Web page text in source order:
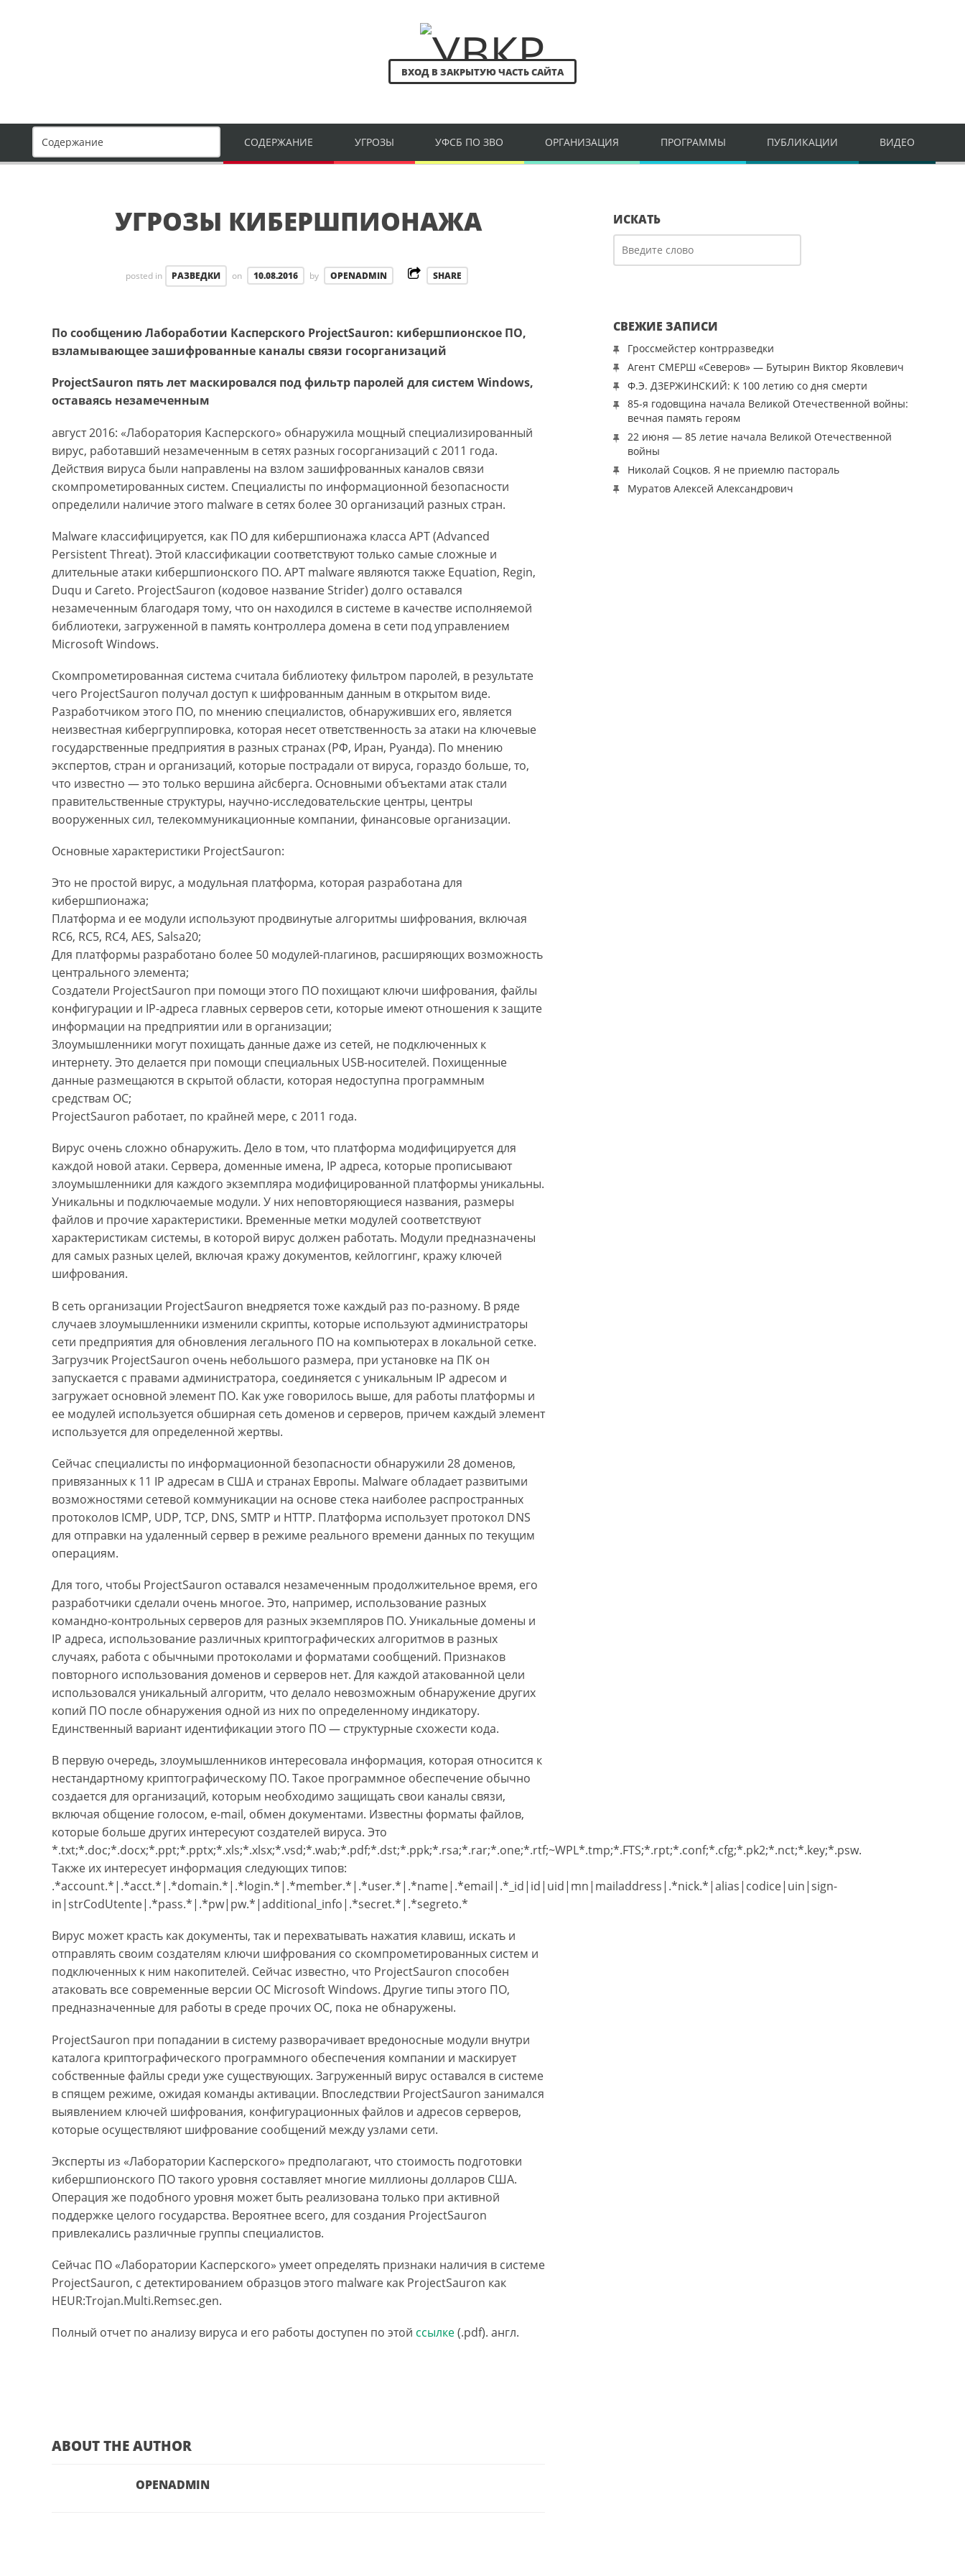
ВХОД В ЗАКРЫТУЮ ЧАСТЬ САЙТА
СОДЕРЖАНИЕ УГРОЗЫ УФСБ ПО ЗВО ОРГАНИЗАЦИЯ ПРОГРАММЫ ПУБЛИКАЦИИ ВИДЕО
УГРОЗЫ КИБЕРШПИОНАЖА
posted in РАЗВЕДКИ on 10.08.2016 by OPENADMIN SHARE
По сообщению Лабоработии Касперского ProjectSauron: кибершпионское ПО,
взламывающее зашифрованные каналы связи госорганизаций
РrojectSauron пять лет маскировался под фильтр паролей для систем Windows,
оставаясь незамеченным
август 2016: «Лаборатория Касперского» обнаружила мощный специализированный
вирус, работавший незамеченным в сетях разных госорганизаций с 2011 года.
Действия вируса были направлены на взлом зашифрованных каналов связи
скомпрометированных систем. Специалисты по информационной безопасности
определили наличие этого malware в сетях более 30 организаций разных стран.
Malware классифицируется, как ПО для кибершпионажа класса APT (Advanced
Persistent Threat). Этой классификации соответствуют только самые сложные и
длительные атаки кибершпионского ПО. APT malware являются также Equation, Regin,
Duqu и Careto. ProjectSauron (кодовое название Strider) долго оставался
незамеченным благодаря тому, что он находился в системе в качестве исполняемой
библиотеки, загруженной в память контроллера домена в сети под управлением
Microsoft Windows.
Скомпрометированная система считала библиотеку фильтром паролей, в результате
чего ProjectSauron получал доступ к шифрованным данным в открытом виде.
Разработчиком этого ПО, по мнению специалистов, обнаруживших его, является
неизвестная кибергруппировка, которая несет ответственность за атаки на ключевые
государственные предприятия в разных странах (РФ, Иран, Руанда). По мнению
экспертов, стран и организаций, которые пострадали от вируса, гораздо больше, то,
что известно — это только вершина айсберга. Основными объектами атак стали
правительственные структуры, научно-исследовательские центры, центры
вооруженных сил, телекоммуникационные компании, финансовые организации.
Основные характеристики ProjectSauron:
Это не простой вирус, а модульная платформа, которая разработана для
кибершпионажа;
Платформа и ее модули используют продвинутые алгоритмы шифрования, включая
RC6, RC5, RC4, AES, Salsa20;
Для платформы разработано более 50 модулей-плагинов, расширяющих возможность
центрального элемента;
Создатели ProjectSauron при помощи этого ПО похищают ключи шифрования, файлы
конфигурации и IP-адреса главных серверов сети, которые имеют отношения к защите
информации на предприятии или в организации;
Злоумышленники могут похищать данные даже из сетей, не подключенных к
интернету. Это делается при помощи специальных USB-носителей. Похищенные
данные размещаются в скрытой области, которая недоступна программным
средствам ОС;
ProjectSauron работает, по крайней мере, с 2011 года.
Вирус очень сложно обнаружить. Дело в том, что платформа модифицируется для
каждой новой атаки. Сервера, доменные имена, IP адреса, которые прописывают
злоумышленники для каждого экземпляра модифицированной платформы уникальны.
Уникальны и подключаемые модули. У них неповторяющиеся названия, размеры
файлов и прочие характеристики. Временные метки модулей соответствуют
характеристикам системы, в которой вирус должен работать. Модули предназначены
для самых разных целей, включая кражу документов, кейлоггинг, кражу ключей
шифрования.
В сеть организации ProjectSauron внедряется тоже каждый раз по-разному. В ряде
случаев злоумышленники изменили скрипты, которые используют администраторы
сети предприятия для обновления легального ПО на компьютерах в локальной сетке.
Загрузчик ProjectSauron очень небольшого размера, при установке на ПК он
запускается с правами администратора, соединяется с уникальным IP адресом и
загружает основной элемент ПО. Как уже говорилось выше, для работы платформы и
ее модулей используется обширная сеть доменов и серверов, причем каждый элемент
используется для определенной жертвы.
Сейчас специалисты по информационной безопасности обнаружили 28 доменов,
привязанных к 11 IP адресам в США и странах Европы. Malware обладает развитыми
возможностями сетевой коммуникации на основе стека наиболее распространных
протоколов ICMP, UDP, TCP, DNS, SMTP и HTTP. Платформа использует протокол DNS
для отправки на удаленный сервер в режиме реального времени данных по текущим
операциям.
Для того, чтобы ProjectSauron оставался незамеченным продолжительное время, его
разработчики сделали очень многое. Это, например, использование разных
командно-контрольных серверов для разных экземпляров ПО. Уникальные домены и
IP адреса, использование различных криптографических алгоритмов в разных
случаях, работа с обычными протоколами и форматами сообщений. Признаков
повторного использования доменов и серверов нет. Для каждой атакованной цели
использовался уникальный алгоритм, что делало невозможным обнаружение других
копий ПО после обнаружения одной из них по определенному индикатору.
Единственный вариант идентификации этого ПО — структурные схожести кода.
В первую очередь, злоумышленников интересовала информация, которая относится к
нестандартному криптографическому ПО. Такое программное обеспечение обычно
создается для организаций, которым необходимо защищать свои каналы связи,
включая общение голосом, e-mail, обмен документами. Известны форматы файлов,
которые больше других интересуют создателей вируса. Это
*.txt;*.doc;*.docx;*.ppt;*.pptx;*.xls;*.xlsx;*.vsd;*.wab;*.pdf;*.dst;*.ppk;*.rsa;*.rar;*.one;*.rtf;~WPL*.tmp;*.FTS;*.rpt;*.conf;*.cfg;*.pk2;*.nct;*.key;*.psw.
Также их интересует информация следующих типов:
.*account.*|.*acct.*|.*domain.*|.*login.*|.*member.*|.*user.*|.*name|.*email|.*_id|id|uid|mn|mailaddress|.*nick.*|alias|codice|uin|sign-
in|strCodUtente|.*pass.*|.*pw|pw.*|additional_info|.*secret.*|.*segreto.*
Вирус может красть как документы, так и перехватывать нажатия клавиш, искать и
отправлять своим создателям ключи шифрования со скомпрометированных систем и
подключенных к ним накопителей. Сейчас известно, что ProjectSauron способен
атаковать все современные версии ОС Microsoft Windows. Другие типы этого ПО,
предназначенные для работы в среде прочих ОС, пока не обнаружены.
ProjectSauron при попадании в систему разворачивает вредоносные модули внутри
каталога криптографического программного обеспечения компании и маскирует
собственные файлы среди уже существующих. Загруженный вирус оставался в системе
в спящем режиме, ожидая команды активации. Впоследствии ProjectSauron занимался
выявлением ключей шифрования, конфигурационных файлов и адресов серверов,
которые осуществляют шифрование сообщений между узлами сети.
Эксперты из «Лаборатории Касперского» предполагают, что стоимость подготовки
кибершпионского ПО такого уровня составляет многие миллионы долларов США.
Операция же подобного уровня может быть реализована только при активной
поддержке целого государства. Вероятнее всего, для создания ProjectSauron
привлекались различные группы специалистов.
Сейчас ПО «Лаборатории Касперского» умеет определять признаки наличия в системе
ProjectSauron, с детектированием образцов этого malware как ProjectSauron как
HEUR:Trojan.Multi.Remsec.gen.
Полный отчет по анализу вируса и его работы доступен по этой ссылке(.pdf). англ.
ABOUT THE AUTHOR
OPENADMIN
ИСКАТЬ
СВЕЖИЕ ЗАПИСИ
Гроссмейстер контрразведки
Агент СМЕРШ «Северов» — Бутырин Виктор Яковлевич
Ф.Э. ДЗЕРЖИНСКИЙ: К 100 летию со дня смерти
85-я годовщина начала Великой Отечественной войны:
вечная память героям
22 июня — 85 летие начала Великой Отечественной
войны
Николай Соцков. Я не приемлю пастораль
Муратов Алексей Александрович